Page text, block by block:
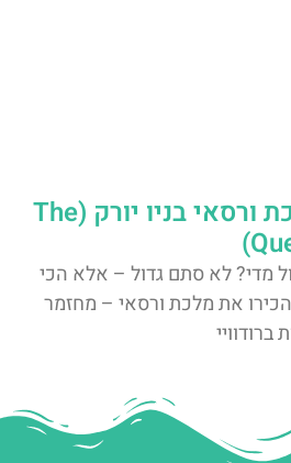
מופע ברודוויי מלכת ורסאי בניו יורק (The
מדי? לא סתם גדול – אלא הכי
את מלכת ורסאי – מחזמר